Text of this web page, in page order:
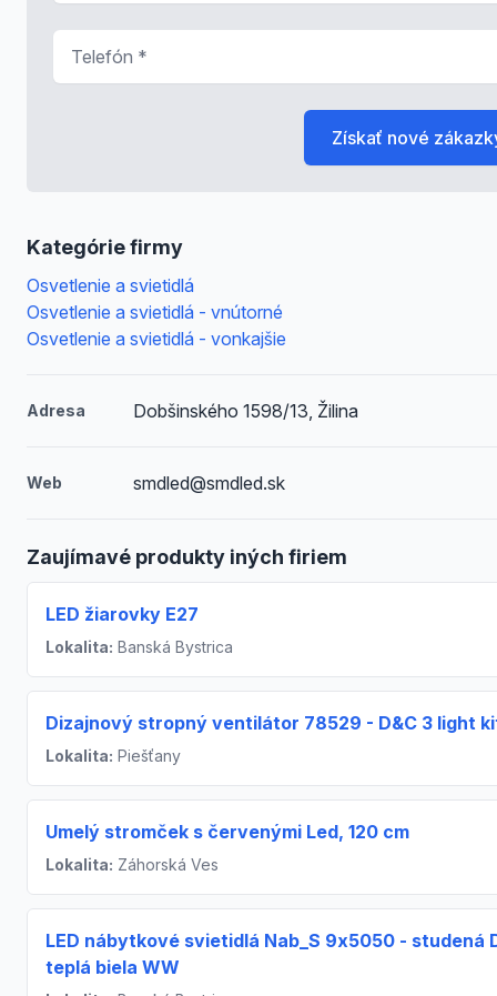
Kategórie firmy
Osvetlenie a svietidlá
Osvetlenie a svietidlá - vnútorné
Osvetlenie a svietidlá - vonkajšie
Adresa Dobšinského 1598/13, Žilina
Web smdled@smdled.sk
Zaujímavé produkty iných firiem
LED žiarovky E27
Lokalita: Banská Bystrica
Dizajnový stropný ventilátor 78529 - D&C 3 light
Lokalita: Piešťany
Umelý stromček s červenými Led, 120 cm
Lokalita: Záhorská Ves
LED nábytkové svietidlá Nab_S 9x5050 - studená
teplá biela WW
Získať nové